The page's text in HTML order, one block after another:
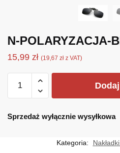
N-POLARYZACJA-
15,99 zł (19,67 zł z VAT)
BLACK
Sprzedaż wyłącznie wysyłkowa
Kategoria: